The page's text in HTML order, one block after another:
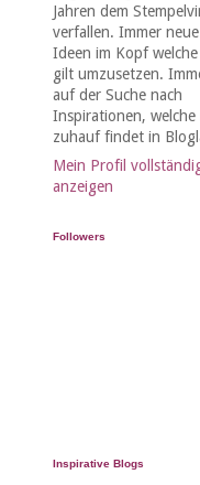
Jahren dem
verfallen. Immer neue
Ideen im Kopf welche
gilt umzusetzen.
auf der Suche nach
Inspirationen, welche
zuhauf findet in
Mein Profil
anzeigen
Followers
Inspirative Blogs